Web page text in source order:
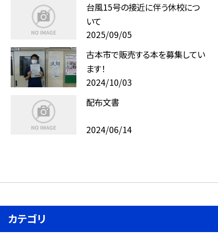
台風15号の接近に伴う休校につ
いて
2025/09/05
古本市で販売する本を募集してい
ます！
2024/10/03
配布文書
2024/06/14
カテゴリ